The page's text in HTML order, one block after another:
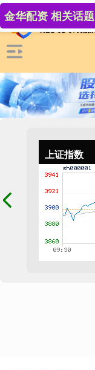
上证指数
金华配资 相关话题